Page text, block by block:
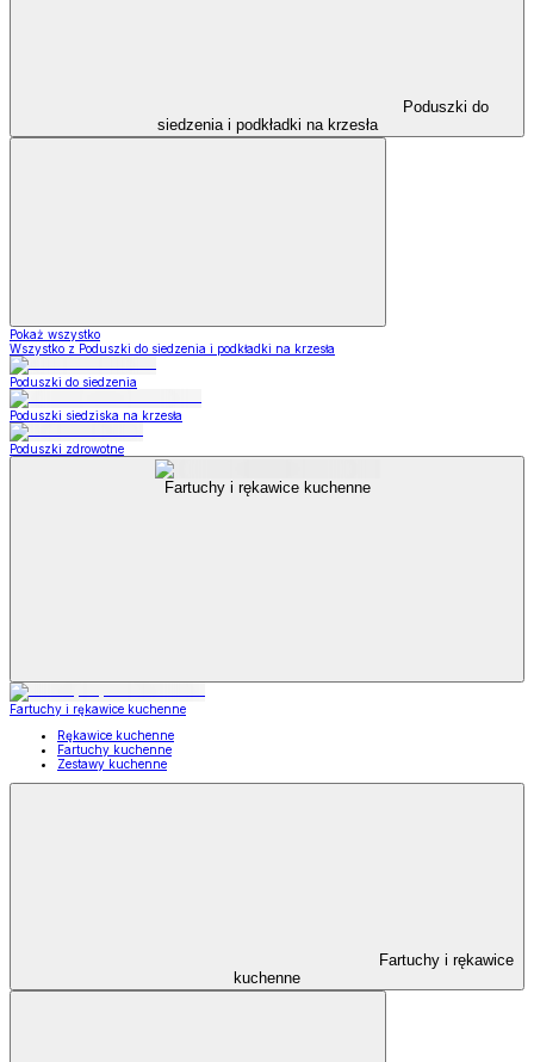
Poduszki do
siedzenia i podkładki na krzesła
Pokaż wszystko
Wszystko z Poduszki do siedzenia i podkładki na krzesła
Poduszki do siedzenia
Poduszki siedziska na krzesła
Poduszki zdrowotne
Fartuchy i rękawice kuchenne
Fartuchy i rękawice kuchenne
Rękawice kuchenne
Fartuchy kuchenne
Zestawy kuchenne
Fartuchy i rękawice
kuchenne